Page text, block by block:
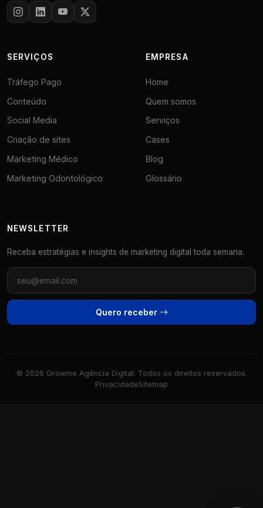
SERVIÇOS
Tráfego Pago
Conteúdo
Social Media
Criação de sites
Marketing Médico
Marketing Odontológico
EMPRESA
Home
Quem somos
Serviços
Cases
Blog
Glossário
NEWSLETTER
Receba estratégias e insights de marketing digital toda semana.
Quero receber
© 2026 Growme Agência Digital. Todos os direitos reservados.
PrivacidadeSitemap